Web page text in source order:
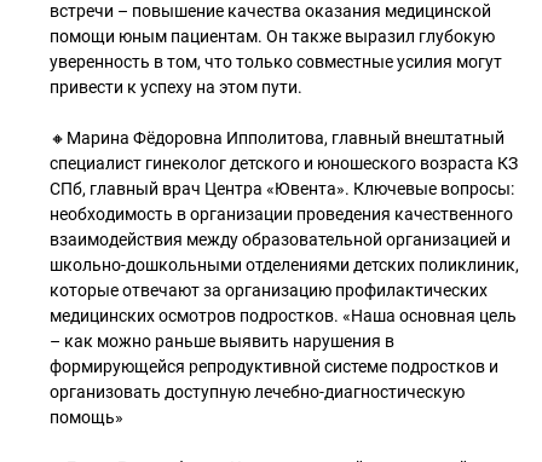
встречи – повышение качества оказания медицинской
помощи юным пациентам. Он также выразил глубокую
уверенность в том, что только совместные усилия могут
привести к успеху на этом пути.
🔸Марина Фёдоровна Ипполитова, главный внештатный
специалист гинеколог детского и юношеского возраста КЗ
СПб, главный врач Центра «Ювента». Ключевые вопросы:
необходимость в организации проведения качественного
взаимодействия между образовательной организацией и
школьно-дошкольными отделениями детских поликлиник,
которые отвечают за организацию профилактических
медицинских осмотров подростков. «Наша основная цель
– как можно раньше выявить нарушения в
формирующейся репродуктивной системе подростков и
организовать доступную лечебно-диагностическую
помощь»